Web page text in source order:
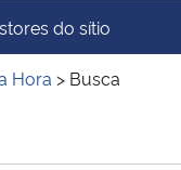
do Turismo
do sítio
Hora > Busca